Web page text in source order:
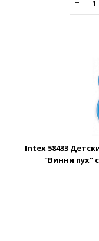
−
Intex 58433
"Винни пух"